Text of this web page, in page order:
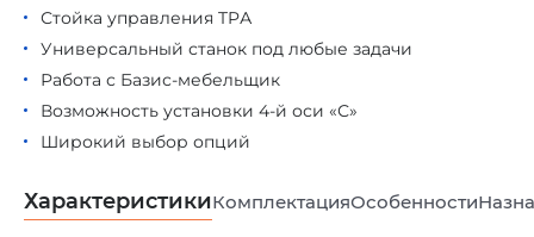
Стойка управления TPА
Универсальный станок под любые задачи
Работа с Базис-мебельщик
Возможность установки 4-й оси «С»
Широкий выбор опций
ХарактеристикиКомплектацияОсобенности